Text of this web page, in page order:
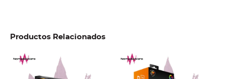
Productos Relacionados